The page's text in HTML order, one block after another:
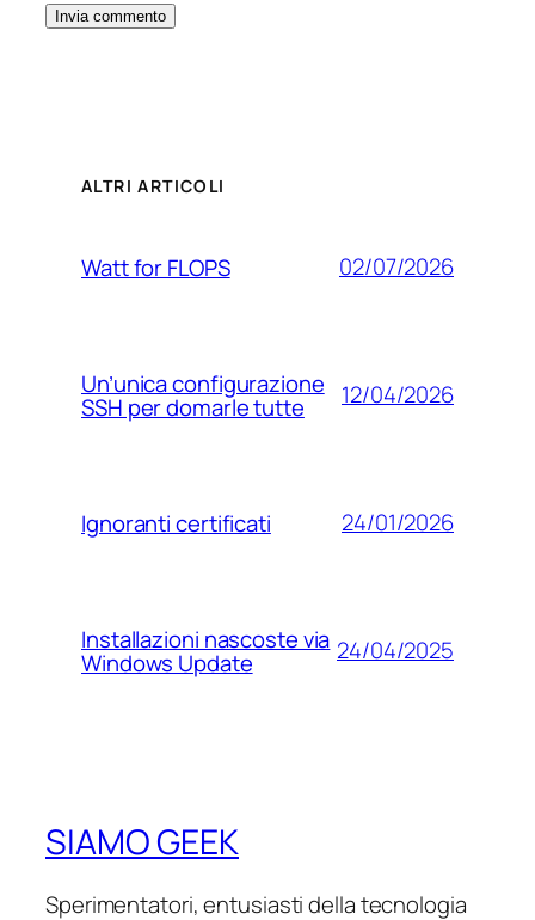
ALTRI ARTICOLI
Watt for FLOPS 02/07/2026
Un’unica configurazione
SSH per domarle tutte 12/04/2026
Ignoranti certificati 24/01/2026
Installazioni nascoste via
Windows Update 24/04/2025
SIAMO GEEK
Sperimentatori, entusiasti della tecnologia